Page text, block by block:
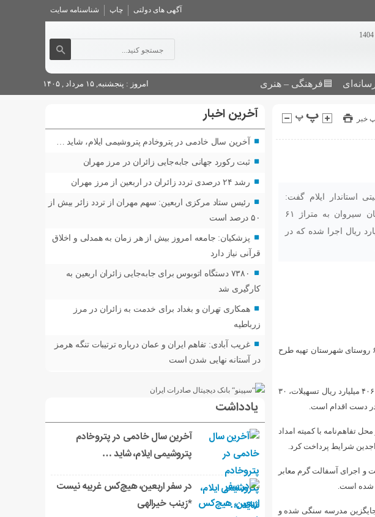
آگهی های دولتی چاپ شناسنامه سایت
🟦فرهنگی – هنری امروز : پنجشنبه, ۱۵ مرداد , ۱۴۰۵
خبر
استاندار ایلام گفت:
نهضت آسفالت در ۱۲ روستای شهرستان سیروان به متراژ ۶۱
با اعتباری بالغ بر ۳۱۰ میلیارد ریال اجرا شده که در
«تاج‌الدین صالحیان» روز یکشنبه در سفر به شهرستان سیروان به مناسبت دهه فجر اظهار کرد: در ۶ روستای شهرستان تهیه طرح
وی افزود: با بازنگری نقشه روستاهای این شهرستان در زمینه مسکن روستایی، ساخت ۱۱۶ واحد شروع شده و با پرداخت ۴۰۶ میلیارد ریال تسهیلات، ۳۰
نیز ۲۱ میلیارد ریال اعتبار بلاعوض از محل تفاهم‌نامه با کمیته امداد
بالغ بر ۱۳۰ میلیارد ریال در دست اقدام است و اجرای آسفالت گرم معابر
جایگزین مدرسه سنگی شده و
آخرین اخبار
آخرین سال خادمی در پتروخادم پتروشیمی ایلام، شاید …
ثبت رکورد جهانی جابه‌جایی زائران در مرز مهران
رشد ۲۴ درصدی تردد زائران در اربعین از مرز مهران
رئیس ستاد مرکزی اربعین: سهم مهران از تردد زائر بیش از
۵۰ درصد است
پزشکیان: جامعه امروز بیش از هر زمان به همدلی و اخلاق
قرآنی نیاز دارد
۷۳۸۰ دستگاه اتوبوس برای جابه‌جایی زائران اربعین به‌
کارگیری شد
همکاری تهران و بغداد برای خدمت به زائران در مرز
زرباطیه
غریب آبادی: تفاهم ایران و عمان درباره ترتیبات تنگه هرمز
در آستانه نهایی شدن است
یادداشت
آخرین سال خادمی در پتروخادم
پتروشیمی ایلام، شاید …
در سفر اربعین، هیچ‌کس غریبه نیست
*زینب خیرالهی